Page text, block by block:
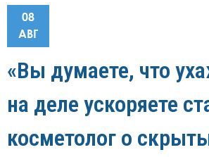
08
АВГ
«Вы думаете, что
на деле ускоряете
косметолог о